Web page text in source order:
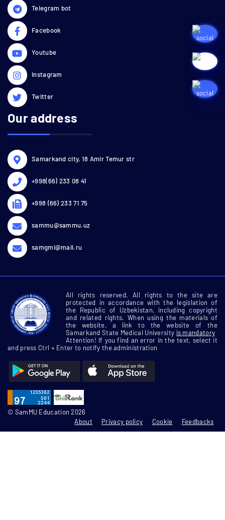
Telegram bot
Facebook
Youtube
Instagram
Twitter
Our address
Samarkand city, 18 Amir Temur str
+998(66) 233 08 41
+998 (66) 233 71 75
sammu@sammu.uz
samgmi@mail.ru
All rights reserved. All rights to the site are
protected in accordance with the legislation of
the Republic of Uzbekistan, including copyright
and related rights. When using the materials of
the website, a link to the website of the
Samarkand State Medical University is mandatory
Attention! If you find an error in the text, select it
and press Ctrl + Enter to notify the administration
© SamMU Education 2026
About
Privacy policy Cookie Feedbacks